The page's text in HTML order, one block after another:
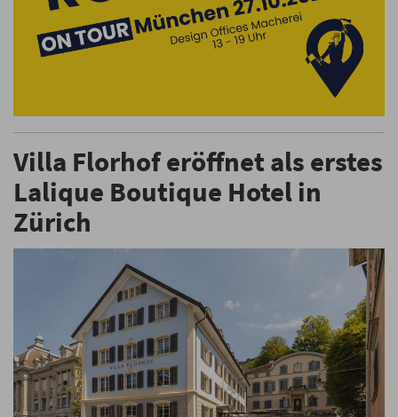
Villa Florhof eröffnet als erstes
Lalique Boutique Hotel in
Zürich